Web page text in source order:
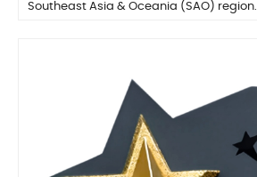
Southeast Asia & Oceania (SAO) region.